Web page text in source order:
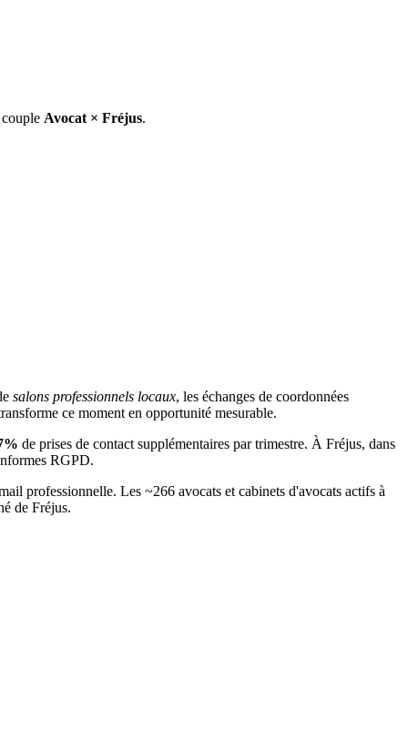
Avocat × Fréjus.
salons professionnels locaux, les échanges de coordonnées
ce moment en opportunité mesurable.
% de prises de contact supplémentaires par trimestre. À Fréjus, dans
RGPD.
professionnelle. Les ~266 avocats et cabinets d'avocats actifs à
de Fréjus.